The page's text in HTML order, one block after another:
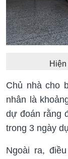
Chủ nhà cho
nhân là
dự đoán rằng
trong 3 ngày
Ngoài ra,